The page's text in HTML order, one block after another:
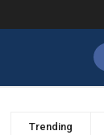
Trending